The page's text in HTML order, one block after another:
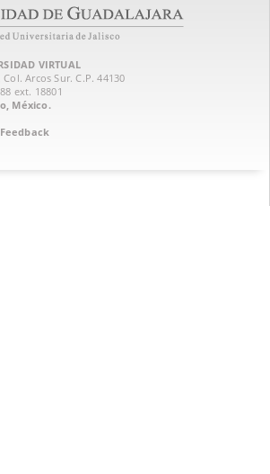
VIRTUAL
Arcos Sur. C.P. 44130
Tel: +52 (33) 3268 8888‏ ext. 18801
México.